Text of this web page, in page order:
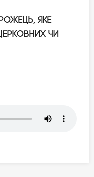
яке
чи